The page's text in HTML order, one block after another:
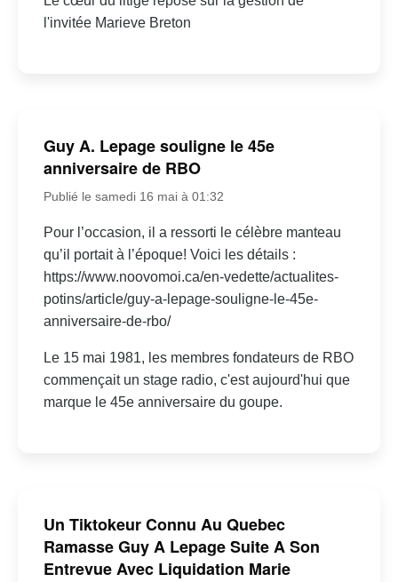
l'invitée Marieve Breton
Guy A. Lepage souligne le 45e
anniversaire de RBO
Publié le samedi 16 mai à 01:32
Pour l’occasion, il a ressorti le célèbre manteau
qu’il portait à l’époque! Voici les détails :
https://www.noovomoi.ca/en-vedette/actualites-
potins/article/guy-a-lepage-souligne-le-45e-
anniversaire-de-rbo/
Le 15 mai 1981, les membres fondateurs de RBO
commençait un stage radio, c'est aujourd'hui que
marque le 45e anniversaire du goupe.
Un Tiktokeur Connu Au Quebec
Ramasse Guy A Lepage Suite A Son
Entrevue Avec Liquidation Marie